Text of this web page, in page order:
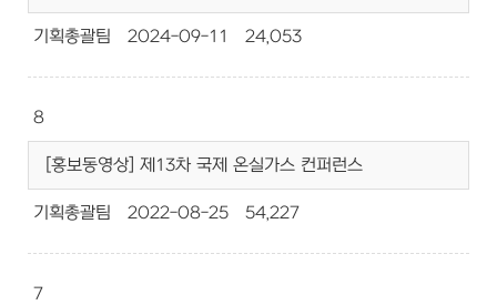
기획총괄팀 2024-09-11 24,053
8
[홍보동영상] 제13차 국제 온실가스 컨퍼런스
기획총괄팀 2022-08-25 54,227
7